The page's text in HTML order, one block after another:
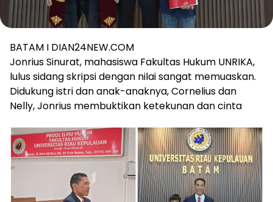
BATAM I DIAN24NEW.COM
Jonrius Sinurat, mahasiswa Fakultas Hukum UNRIKA,
lulus sidang skripsi dengan nilai sangat memuaskan.
Didukung istri dan anak-anaknya, Cornelius dan
Nelly, Jonrius membuktikan ketekunan dan cinta